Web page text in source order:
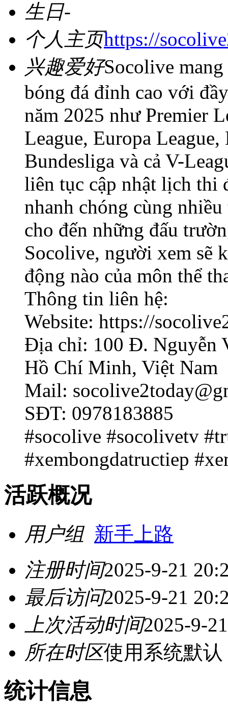
生日-
个人主页https://
兴趣爱好Socolive
bóng đá đỉnh cao với
năm 2025 như Premier
League, Europa
Bundesliga và cả V-
liên tục cập nhật lịch thi
nhanh chóng cùng
cho đến những đấu
Socolive, người xem sẽ
động nào của môn thể
Thông tin liên hệ:
Website: https://
Địa chỉ: 100 Đ. Nguyễn
Hồ Chí Minh, Việt Nam
Mail:
SĐT: 0978183885
#socolive #socolivetv
#xembongdatructiep
活跃概况
用户组 新手上路
注册时间2025-9-21
最后访问2025-9-21
上次活动时间2025-9-
所在时区使用系统默认
统计信息